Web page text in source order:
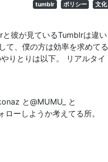
tumblr ポリシー 文化
彼が見ているTumblrは違い
て、僕の方は効率を求めてる
りとりは以下。 リアルタイ
と@MUMU_ と
ーしようか考えてる所。